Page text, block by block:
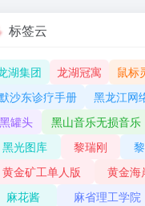
标签云
湖集团 龙湖冠寓
鼠标
沙东诊疗手册
黑龙江网
黑罐头
黑山音乐无损音乐
黑光图库
黎瑞刚
黄金矿工单人版
黄金海
麻花酱
麻省理工学院